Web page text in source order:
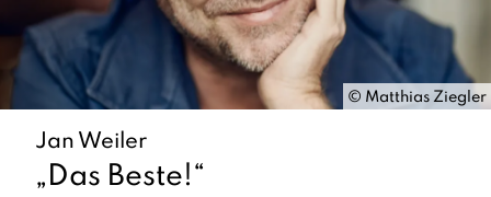
© Matthias Ziegler
Jan Weiler
„Das Beste!“